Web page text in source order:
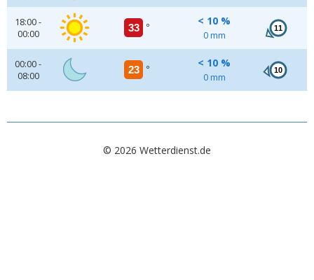
18:00 -
00:00
33 °
< 10 %
0 mm
11
00:00 -
08:00
23 °
< 10 %
0 mm
10
© 2026 Wetterdienst.de